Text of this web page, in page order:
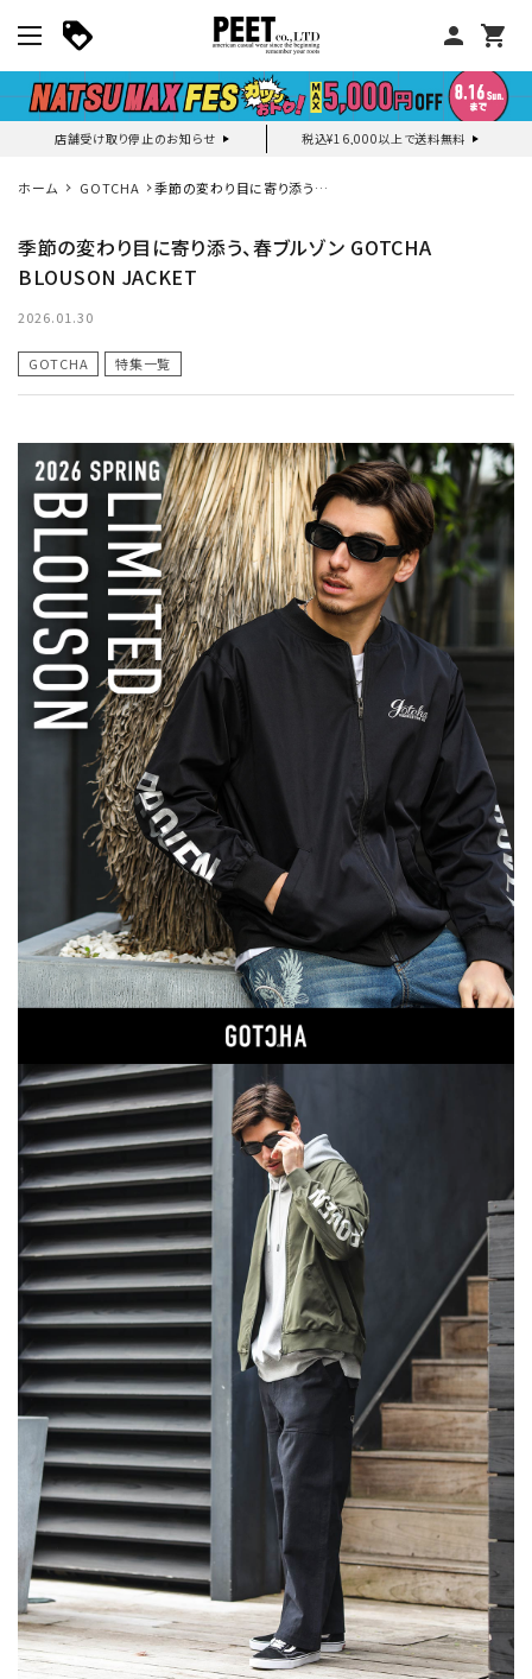
person shopping_cart
店舗受け取り停止のお知らせ 税込¥16,000以上で送料無料
マイページ
新作アイテム
詳しい条件から探す
ホーム GOTCHA
季節の変わり目に寄り添う、
季節の変わり目に寄り添う、春ブルゾン GOTCHA
BLOUSON JACKET
2026.01.30
GOTCHA 特集一覧